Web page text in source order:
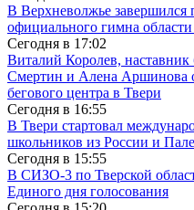
В Верхневолжье завершился
официального гимна области
Сегодня в 17:02
Виталий Королев,
Смертин и Алена Аршинова
бегового центра в Твери
Сегодня в 16:55
В Твери стартовал
школьников из России и
Сегодня в 15:55
В СИЗО-3 по Тверской
Единого дня голосования